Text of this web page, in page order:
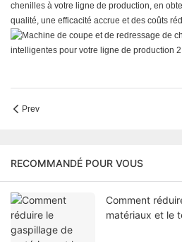
chenilles à votre ligne de production, en
qualité, une efficacité accrue et des coûts
Prev
RECOMMANDÉ POUR VOUS
Comment
matériaux et le